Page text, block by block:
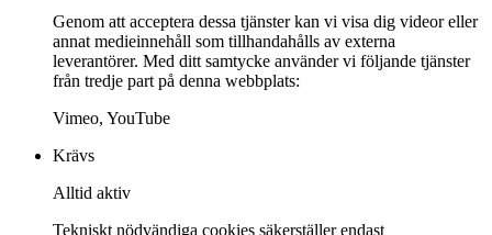
Genom att acceptera dessa tjänster kan vi visa dig videor eller
annat medieinnehåll som tillhandahålls av externa
leverantörer. Med ditt samtycke använder vi följande tjänster
från tredje part på denna webbplats:
Vimeo, YouTube
Krävs
Alltid aktiv
Tekniskt nödvändiga cookies säkerställer endast